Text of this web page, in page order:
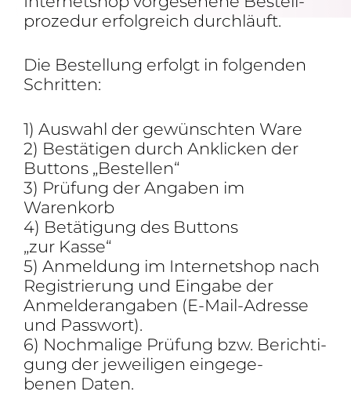
pro­zedur erfolg­reich durchläuft.
Die Bestel­lung erfolgt in folgenden
Schritten:
1) Auswahl der gewünschten Ware
2) Bestä­tigen durch Ankli­cken der
Buttons „Bestellen“
3) Prüfung der Angaben im
Warenkorb
4) Betä­ti­gung des Buttons
„zur Kasse“
5) Anmel­dung im Inter­net­shop nach
Regis­trie­rung und Eingabe der
Anmel­der­an­gaben (E-Mail-Adresse
und Passwort).
6) Noch­ma­lige Prüfung bzw. Berich­ti­
gung der jewei­ligen einge­ge­
benen Daten.